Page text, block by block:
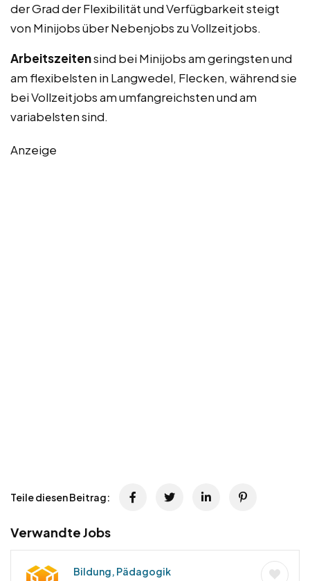
der Grad der Flexibilität und Verfügbarkeit steigt
von Minijobs über Nebenjobs zu Vollzeitjobs.
Arbeitszeitensind bei Minijobs am geringsten und
am flexibelsten in Langwedel, Flecken, während sie
bei Vollzeitjobs am umfangreichsten und am
variabelsten sind.
Anzeige
Teile diesen Beitrag:
Verwandte Jobs
Bildung, Pädagogik